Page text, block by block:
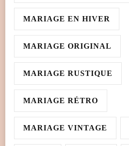
MARIAGE EN HIVER
MARIAGE ORIGINAL
MARIAGE RUSTIQUE
MARIAGE RÉTRO
MARIAGE VINTAGE